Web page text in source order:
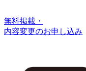
無料掲載・
内容変更のお申し込み